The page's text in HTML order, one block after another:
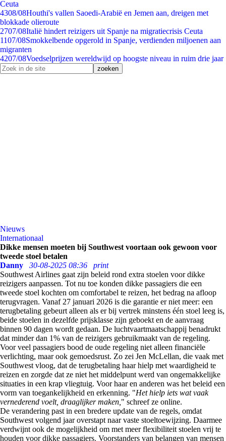
Ceuta
4308/08Houthi's vallen Saoedi-Arabië en Jemen aan, dreigen met
blokkade olieroute
2707/08Italië hindert reizigers uit Spanje na migratiecrisis Ceuta
1107/08Smokkelbende opgerold in Spanje, verdienden miljoenen aan
migranten
4207/08Voedselprijzen wereldwijd op hoogste niveau in ruim drie jaar
Nieuws
Internationaal
Dikke mensen moeten bij Southwest voortaan ook gewoon voor
tweede stoel betalen
Danny
30-08-2025 08:36
print
Southwest Airlines gaat zijn beleid rond extra stoelen voor dikke
reizigers aanpassen. Tot nu toe konden dikke passagiers die een
tweede stoel kochten om comfortabel te reizen, het bedrag na afloop
terugvragen. Vanaf 27 januari 2026 is die garantie er niet meer: een
terugbetaling gebeurt alleen als er bij vertrek minstens één stoel leeg is,
beide stoelen in dezelfde prijsklasse zijn geboekt en de aanvraag
binnen 90 dagen wordt gedaan. De luchtvaartmaatschappij benadrukt
dat minder dan 1% van de reizigers gebruikmaakt van de regeling.
Voor veel passagiers bood de oude regeling niet alleen financiële
verlichting, maar ook gemoedsrust. Zo zei Jen McLellan, die vaak met
Southwest vloog, dat de terugbetaling haar hielp met waardigheid te
reizen en zorgde dat ze niet het middelpunt werd van ongemakkelijke
situaties in een krap vliegtuig. Voor haar en anderen was het beleid een
vorm van toegankelijkheid en erkenning. "Het hielp iets wat vaak
vernederend voelt, draaglijker maken, " schreef ze online.
De verandering past in een bredere update van de regels, omdat
Southwest volgend jaar overstapt naar vaste stoeltoewijzing. Daarmee
verdwijnt ook de mogelijkheid om met meer flexibiliteit stoelen vrij te
houden voor dikke passagiers. Voorstanders van belangen van mensen